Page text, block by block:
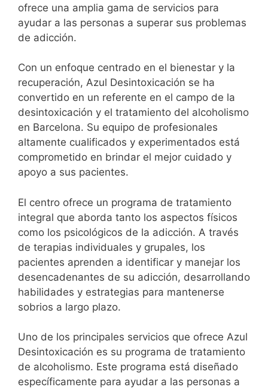
ofrece una amplia gama de servicios para
ayudar a las personas a superar sus problemas
de adicción.
Con un enfoque centrado en el bienestar y la
recuperación, Azul Desintoxicación se ha
convertido en un referente en el campo de la
desintoxicación y el tratamiento del alcoholismo
en Barcelona. Su equipo de profesionales
altamente cualificados y experimentados está
comprometido en brindar el mejor cuidado y
apoyo a sus pacientes.
El centro ofrece un programa de tratamiento
integral que aborda tanto los aspectos físicos
como los psicológicos de la adicción. A través
de terapias individuales y grupales, los
pacientes aprenden a identificar y manejar los
desencadenantes de su adicción, desarrollando
habilidades y estrategias para mantenerse
sobrios a largo plazo.
Uno de los principales servicios que ofrece Azul
Desintoxicación es su programa de tratamiento
de alcoholismo. Este programa está diseñado
específicamente para ayudar a las personas a